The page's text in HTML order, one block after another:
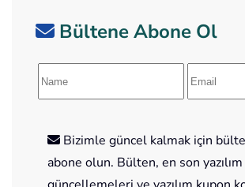
Bültene Abone Ol
Bizimle güncel kalmak için
abone olun. Bülten, en son yazılım